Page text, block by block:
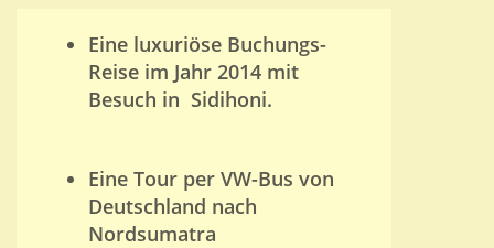
Eine luxuriöse Buchungs-
Reise im Jahr 2014 mit
Besuch in Sidihoni.
Eine Tour per VW-Bus von
Deutschland nach
Nordsumatra